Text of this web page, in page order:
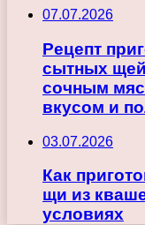
07.07.2026
Рецепт
сытных щей
сочным
вкусом и
03.07.2026
Как
щи из
условиях